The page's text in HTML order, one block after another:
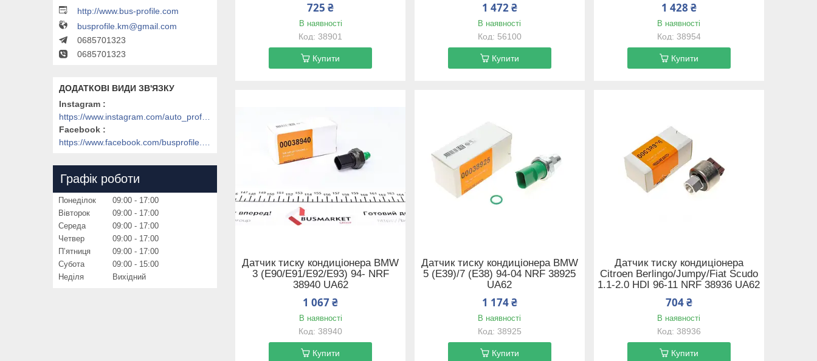
725 ₴
В наявності
38901
Купити
1 472 ₴
В наявності
56100
Купити
1 428 ₴
В наявності
38954
Купити
Датчик тиску кондиціонера BMW
3 (E90/E91/E92/E93) 94- NRF
38940 UA62
1 067 ₴
В наявності
38940
Купити
Датчик тиску кондиціонера BMW
5 (E39)/7 (E38) 94-04 NRF 38925
UA62
1 174 ₴
В наявності
38925
Купити
Датчик тиску кондиціонера
Citroen Berlingo/Jumpy/Fiat Scudo
1.1-2.0 HDI 96-11 NRF 38936 UA62
704 ₴
В наявності
38936
Купити
http://www.bus-profile.com
busprofile.km@gmail.com
0685701323
0685701323
Instagram
Facebook
Графік роботи
Понеділок 09:00
17:00
Вівторок
09:00
17:00
Середа
09:00
17:00
Четвер
09:00
17:00
Пʼятниця
09:00
17:00
Субота
09:00
15:00
Неділя
Вихідний